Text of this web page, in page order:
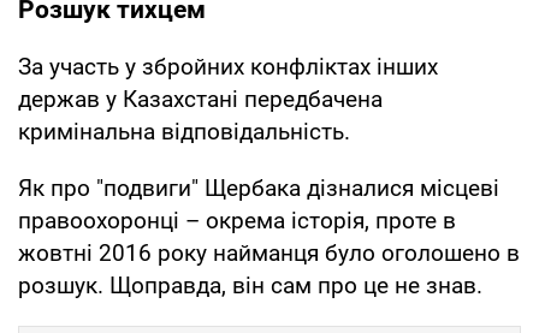
Розшук тихцем
За участь у збройних конфліктах інших
держав у Казахстані передбачена
кримінальна відповідальність.
Як про "подвиги" Щербака дізналися місцеві
правоохоронці – окрема історія, проте в
жовтні 2016 року найманця було оголошено в
розшук. Щоправда, він сам про це не знав.